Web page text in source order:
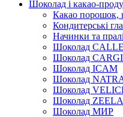
Шоколад і какао-
Какао порошок,
Кондитерські
Начинки та
Шоколад
Шоколад
Шоколад ICAM
Шоколад
Шоколад
Шоколад
Шоколад МИР